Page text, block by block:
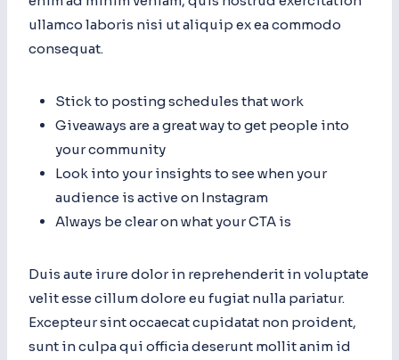
ullamco laboris nisi ut aliquip ex ea commodo
consequat.
Stick to posting schedules that work
Giveaways are a great way to get people into
your community
Look into your insights to see when your
audience is active on Instagram
Always be clear on what your CTA is
Duis aute irure dolor in reprehenderit in voluptate
velit esse cillum dolore eu fugiat nulla pariatur.
Excepteur sint occaecat cupidatat non proident,
sunt in culpa qui officia deserunt mollit anim id